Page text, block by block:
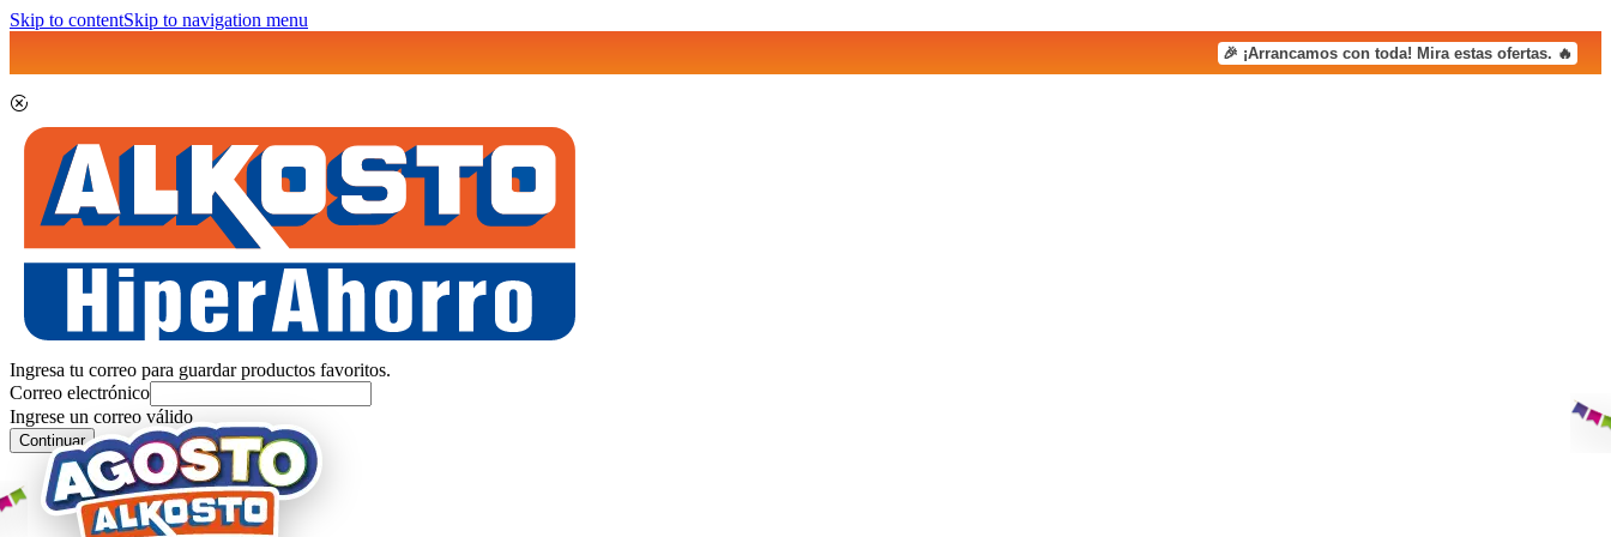
Skip to contentSkip to navigation menu
🎉 ¡Arrancamos con toda! Mira estas ofertas. 🔥
Ingresa tu correo para guardar productos favoritos.
Correo electrónico
Ingrese un correo válido
Continuar